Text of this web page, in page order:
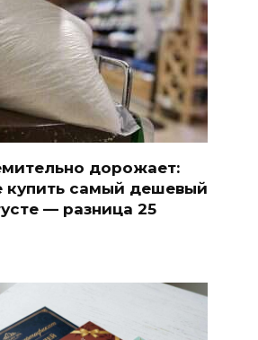
дорожает:
купить самый дешевый
— разница 25